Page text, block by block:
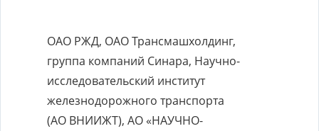
ОАО РЖД, ОАО Трансмашхолдинг,
группа компаний Синара, Научно-
исследовательский институт
железнодорожного транспорта
(АО ВНИИЖТ), АО «НАУЧНО-